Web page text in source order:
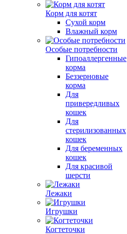
Корм для котят
Сухой корм
Влажный корм
Особые потребности
Гипоаллергенные
корма
Беззерновые
корма
Для
привередливых
кошек
Для
стерилизованных
кошек
Для беременных
кошек
Для красивой
шерсти
Лежаки
Игрушки
Когтеточки